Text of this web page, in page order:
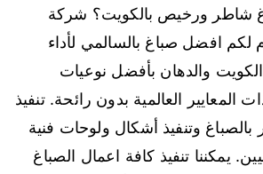
شاطر ورخيص بالكويت؟ شركة
لكم افضل صباغ بالسالمي لأداء
والدهان بأفضل نوعيات
المعايير العالمية بدون رائحة. تنفيذ
بالصباغ وتنفيذ أشكال ولوحات فنية
يمكننا تنفيذ كافة اعمال الصباغ